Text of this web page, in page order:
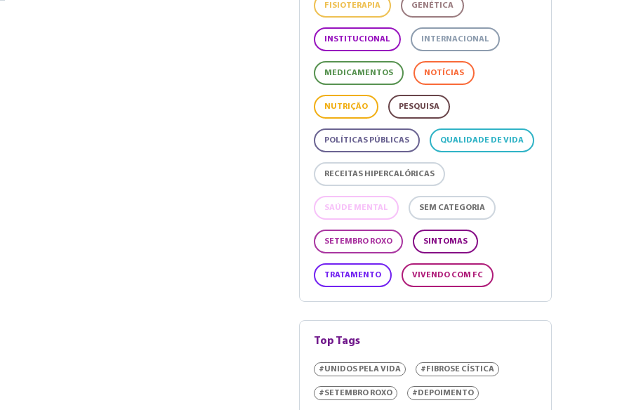
FISIOTERAPIA GENÉTICA
INSTITUCIONAL INTERNACIONAL
MEDICAMENTOS NOTÍCIAS
NUTRIÇÃO PESQUISA
POLÍTICAS PÚBLICAS QUALIDADE DE VIDA
RECEITAS HIPERCALÓRICAS
SAÚDE MENTAL SEM CATEGORIA
SETEMBRO ROXO SINTOMAS
TRATAMENTO VIVENDO COM FC
Top Tags
#UNIDOS PELA VIDA #FIBROSE CÍSTICA
#SETEMBRO ROXO #DEPOIMENTO